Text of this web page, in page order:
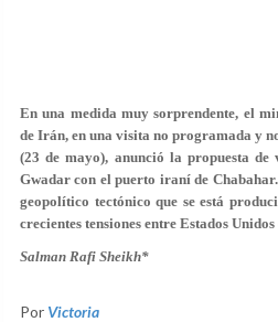
En una medida muy sorprendente, el
de Irán, en una visita no programada y
(23 de mayo), anunció la propuesta
Gwadar con el puerto iraní de
geopolítico tectónico que se está
crecientes tensiones entre Estados
Salman Rafi Sheikh*
Por Victoria